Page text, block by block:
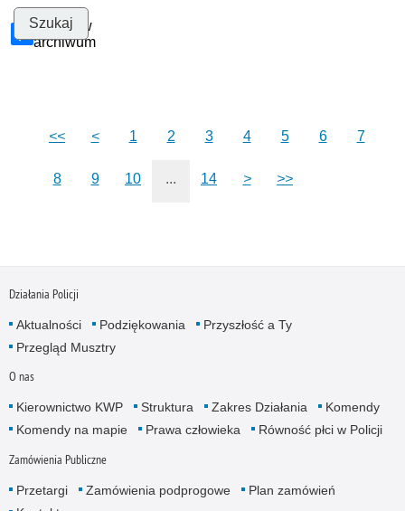
Szukaj w
archiwum
<< < 1 2 3 4 5 6 7
8 9 10 ... 14 > >>
Działania Policji
Aktualności Podziękowania
Przyszłość a Ty
Przegląd Musztry
O nas
Kierownictwo KWP Struktura Zakres Działania
Komendy
Komendy na mapie
Prawa człowieka Równość płci w Policji
Zamówienia Publiczne
Przetargi Zamówienia podprogowe
Plan zamówień